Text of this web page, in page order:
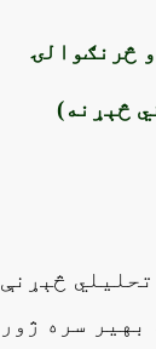
څرنګوالۍ
څېړنه)
څېړنې
سره ژور